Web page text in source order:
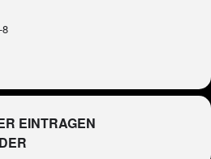
EINTRAGEN